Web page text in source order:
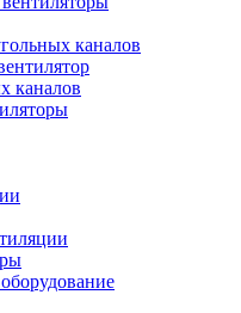
каналов
каналов